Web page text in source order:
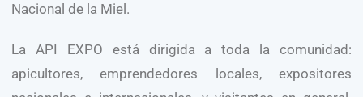
Nacional de la Miel.
La API EXPO está dirigida a toda la comunidad:
apicultores, emprendedores locales, expositores